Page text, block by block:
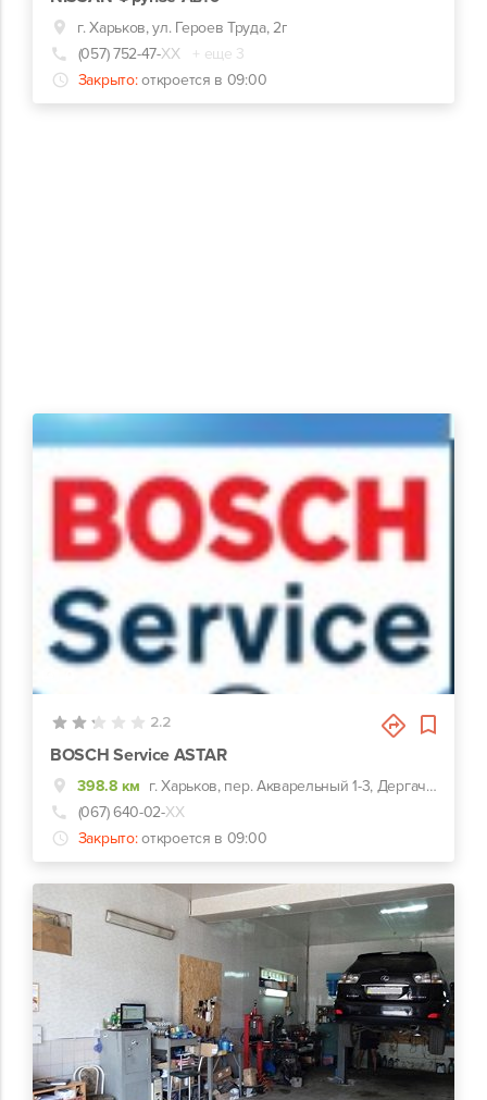
г. Харьков, ул. Героев Труда, 2г
(057) 752-47-ХХ
+ еще 3
Закрыто: откроется в 09:00
2.2
BOSCH Service ASTAR
398.8 км
г. Харьков, пер. Акварельный 1-3, Дергачевский р-н., пос. Подворки
(067) 640-02-ХХ
Закрыто: откроется в 09:00